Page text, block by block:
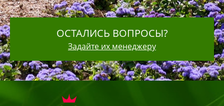
ОСТАЛИСЬ ВОПРОСЫ?
Задайте их менеджеру